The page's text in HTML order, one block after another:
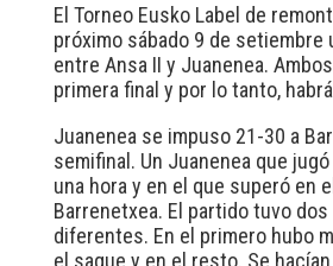
El Torneo Eusko Label de
próximo sábado 9 de setiembre
entre Ansa II y Juanenea.
primera final y por lo tanto,
Juanenea se impuso 21-30 a
semifinal. Un Juanenea que
una hora y en el que superó en
Barrenetxea. El partido tuvo
diferentes. En el primero hubo
el saque y en el resto. Se